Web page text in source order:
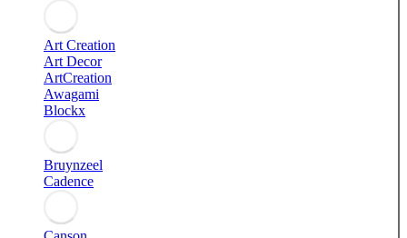
Art Creation
Art Decor
ArtCreation
Awagami
Blockx
Bruynzeel
Cadence